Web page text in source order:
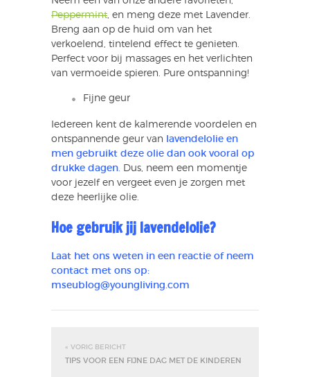
Peppermint , en meng deze met Lavender.
Breng aan op de huid om van het
verkoelend, tintelend effect te genieten.
Perfect voor bij massages en het verlichten
van vermoeide spieren. Pure ontspanning!
Fijne geur
Iedereen kent de kalmerende voordelen en
ontspannende geur van
lavendelolie en
men gebruikt deze olie dan ook vooral op
drukke dagen
Dus, neem een momentje
voor jezelf en vergeet even je zorgen met
deze heerlijke olie.
Hoe gebruik jij lavendelolie?
Laat het ons weten in een reactie of neem
contact met ons op:
mseublog@youngliving.com
« VORIG BERICHT
TIPS VOOR EEN FIJNE DAG MET DE KINDEREN